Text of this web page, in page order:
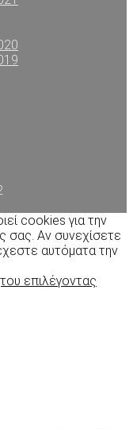
cookies για την
σας. Αν συνεχίσετε
αυτόματα την
επιλέγοντας